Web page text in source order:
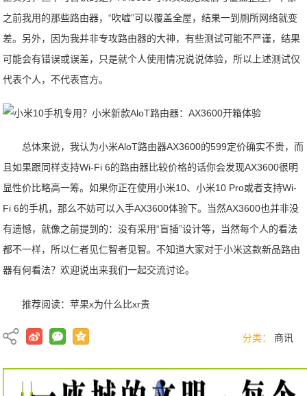
之前我用的那些路由器，“吹嘘”可以覆盖全屋，结果一到厕所网络就变
差。另外，因为我并非专攻路由器的大神，有些测试可能不严谨，结果
可能会有错误或误差，只是就个人使用情况说说体验，所以上述测试仅
代表个人，不代表官方。
总体来说，我认为小米AloT路由器AX3600的599定价确实不贵，而
且如果跟同样支持Wi-Fi 6的路由器比较价格的话你会发现AX3600很明
显性价比略高一筹。如果你正在使用小米10、小米10 Pro或者支持Wi-
Fi 6的手机，那么不妨可以入手AX3600体验下。当然AX3600也并非没
有遗憾，就像之前提到的：没有采用“盲插”设计等，当然每个人的看法
都不一样，所以仁者见仁智者见智。不知道大家对于小米这款新品路由
器有何看法？欢迎说出来我们一起交流讨论。
推荐阅读：苹果x为什么比xr贵
分类： 商讯